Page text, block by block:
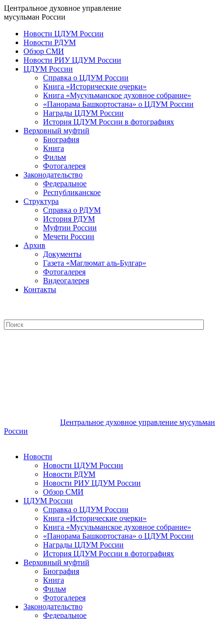
Центральное духовное управление
мусульман России
Новости ЦДУМ России
Новости РДУМ
Обзор СМИ
Новости РИУ ЦДУМ России
ЦДУМ России
Справка о ЦДУМ России
Книга «Исторические очерки»
Книга «Мусульманское духовное собрание»
«Панорама Башкортостана» о ЦДУМ России
Награды ЦДУМ России
История ЦДУМ России в фотографиях
Верховный муфтий
Биография
Книга
Фильм
Фотогалерея
Законодательство
Федеральное
Республиканское
Структура
Справка о РДУМ
История РДУМ
Муфтии России
Мечети России
Архив
Документы
Газета «Маглюмат аль-Булгар»
Фотогалерея
Видеогалерея
Контакты
Центральное духовное управление мусульман
России
Новости
Новости ЦДУМ России
Новости РДУМ
Новости РИУ ЦДУМ России
Обзор СМИ
ЦДУМ России
Справка о ЦДУМ России
Книга «Исторические очерки»
Книга «Мусульманское духовное собрание»
«Панорама Башкортостана» о ЦДУМ России
Награды ЦДУМ России
История ЦДУМ России в фотографиях
Верховный муфтий
Биография
Книга
Фильм
Фотогалерея
Законодательство
Федеральное